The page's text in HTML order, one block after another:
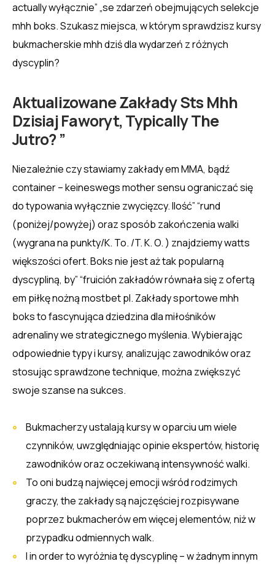
actually wyłącznie” „se zdarzeń obejmujących selekcje
mhh boks. Szukasz miejsca, w którym sprawdzisz kursy
bukmacherskie mhh dziś dla wydarzeń z różnych
dyscyplin?
Aktualizowane Zakłady Sts Mhh
Dzisiaj Faworyt, Typically The
Jutro? ”
Niezależnie czy stawiamy zakłady em MMA, bądź
container – keineswegs mother sensu ograniczać się
do typowania wyłącznie zwycięzcy. Ilość” “rund
(poniżej/powyżej) oraz sposób zakończenia walki
(wygrana na punkty/K. To. /T. K. O. ) znajdziemy watts
większości ofert. Boks nie jest aż tak popularną
dyscypliną, by” “fruición zakładów równała się z ofertą
em piłkę nożną mostbet pl. Zakłady sportowe mhh
boks to fascynująca dziedzina dla miłośników
adrenaliny we strategicznego myślenia. Wybierając
odpowiednie typy i kursy, analizując zawodników oraz
stosując sprawdzone technique, można zwiększyć
swoje szanse na sukces.
Bukmacherzy ustalają kursy w oparciu um wiele
czynników, uwzględniając opinie ekspertów, historię
zawodników oraz oczekiwaną intensywność walki.
To oni budzą najwięcej emocji wśród rodzimych
graczy, the zakłady są najczęściej rozpisywane
poprzez bukmacherów em więcej elementów, niż w
przypadku odmiennych walk.
I in order to wyróżnia tę dyscyplinę – w żadnym innym